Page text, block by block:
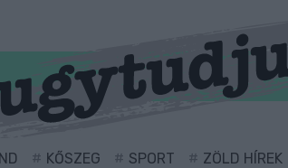
KŐSZEG SPORT ZÖLD HÍREK